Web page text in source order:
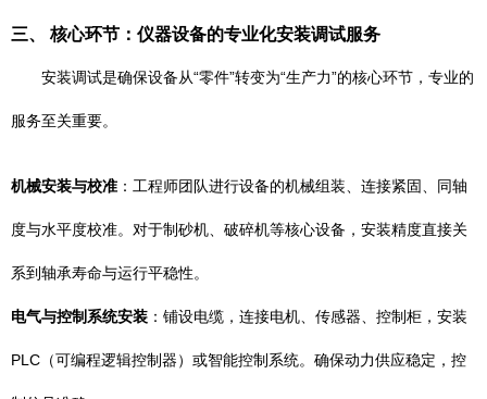
三、 核心环节：仪器设备的专业化安装调试服务
安装调试是确保设备从“零件”转变为“生产力”的核心环节，专业的
服务至关重要。
机械安装与校准 ：工程师团队进行设备的机械组装、连接紧固、同轴
度与水平度校准。对于制砂机、破碎机等核心设备，安装精度直接关
系到轴承寿命与运行平稳性。
电气与控制系统安装 ：铺设电缆，连接电机、传感器、控制柜，安装
PLC（可编程逻辑控制器）或智能控制系统。确保动力供应稳定，控